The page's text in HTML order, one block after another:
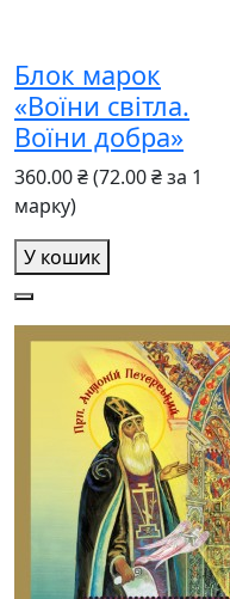
Блок марок
«Воїни світла.
Воїни добра»
360.00 ₴(72.00 ₴ за 1
марку)
У кошик